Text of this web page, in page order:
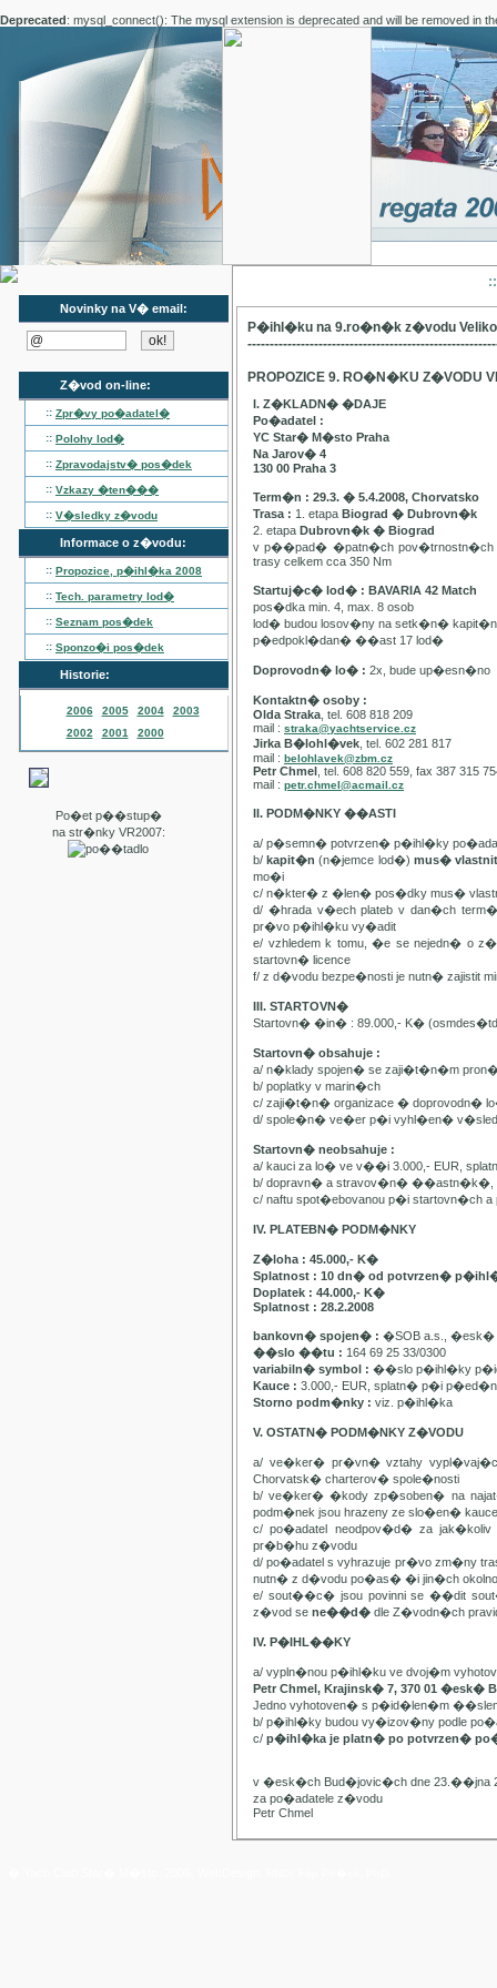
Deprecated: mysql_connect(): The mysql extension is deprecated and will be removed in
Novinky na V� email:
Z�vod on-line:
:: Zpr�vy po�adatel�
:: Polohy lod�
:: Zpravodajstv� pos�dek
:: Vzkazy �ten���
:: V�sledky z�vodu
Informace o z�vodu:
:: Propozice, p�ihl�ka 2008
:: Tech. parametry lod�
:: Seznam pos�dek
:: Sponzo�i pos�dek
Historie:
2006 2005 2004
2003
2002
2001 2000
Po�et p��stup�
na str�nky VR2007:
P�ihl�ku na 9.ro�n�k z�vodu
PROPOZICE 9. RO�N�KU Z�VODU
I. Z�KLADN� �DAJE
Po�adatel :
YC Star� M�sto Praha
Na Jarov� 4
130 00 Praha 3
Term�n : 29.3. � 5.4.2008, Chorvatsko
Trasa : 1. etapa Biograd � Dubrovn�k
2. etapa Dubrovn�k � Biograd
v p��pad� �patn�ch pov�trnostn�ch
trasy celkem cca 350 Nm
Startuj�c� lod� : BAVARIA 42 Match
pos�dka min. 4, max. 8 osob
lod� budou losov�ny na setk�n�
p�edpokl�dan� ��ast 17 lod�
Doprovodn� lo� : 2x, bude up�esn�no
Kontaktn� osoby :
Olda Straka , tel. 608 818 209
mail : straka@yachtservice.cz
Jirka B�lohl�vek , tel. 602 281 817
mail : belohlavek@zbm.cz
Petr Chmel , tel. 608 820 559, fax 387 315
mail : petr.chmel@acmail.cz
II. PODM�NKY ��ASTI
a/ p�semn� potvrzen� p�ihl�ky
b/kapit�n(n�jemce lod�) mus�
mo�i
c/ n�kter� z �len� pos�dky mus�
d/ �hrada v�ech plateb v dan�ch
pr�vo p�ihl�ku vy�adit
e/ vzhledem k tomu, �e se nejedn� o
startovn� licence
f/ z d�vodu bezpe�nosti je nutn� zajistit
III. STARTOVN�
Startovn� �in� : 89.000,- K�
Startovn� obsahuje :
a/ n�klady spojen� se zaji�t�n�m
b/ poplatky v marin�ch
c/ zaji�t�n� organizace � doprovodn�
d/ spole�n� ve�er p�i vyhl�en�
Startovn� neobsahuje :
a/ kauci za lo� ve v��i 3.000,- EUR,
b/ dopravn� a stravov�n� ��astn�k�,
c/ naftu spot�ebovanou p�i startovn�ch
IV. PLATEBN� PODM�NKY
Z�loha : 45.000,- K�
Splatnost : 10 dn� od potvrzen�
Doplatek : 44.000,- K�
Splatnost : 28.2.2008
bankovn� spojen� : �SOB a.s., �esk�
��slo ��tu : 164 69 25 33/0300
variabiln� symbol : ��slo p�ihl�ky
Kauce : 3.000,- EUR, splatn� p�i
Storno podm�nky : viz. p�ihl�ka
V. OSTATN� PODM�NKY Z�VODU
a/ ve�ker� pr�vn� vztahy
Chorvatsk� charterov� spole�nosti
b/ ve�ker� �kody zp�soben� na
podm�nek jsou hrazeny ze slo�en� kauce
c/ po�adatel neodpov�d� za
pr�b�hu z�vodu
d/ po�adatel s vyhrazuje pr�vo zm�ny
nutn� z d�vodu po�as� �i jin�ch
e/ sout��c� jsou povinni se ��dit
z�vod se ne��d� dle Z�vodn�ch
IV. P�IHL��KY
a/ vypln�nou p�ihl�ku ve dvoj�m
Petr Chmel, Krajinsk� 7, 370 01 �esk�
Jedno vyhotoven� s p�id�len�m
b/ p�ihl�ky budou vy�izov�ny podle
c/ p�ihl�ka je platn� po potvrzen�
v �esk�ch Bud�jovic�ch dne 23.��jna
za po�adatele z�vodu
Petr Chmel